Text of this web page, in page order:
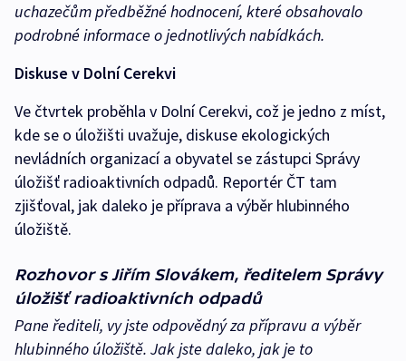
uchazečům předběžné hodnocení, které obsahovalo
podrobné informace o jednotlivých nabídkách.
Diskuse v Dolní Cerekvi
Ve čtvrtek proběhla v Dolní Cerekvi, což je jedno z míst,
kde se o úložišti uvažuje, diskuse ekologických
nevládních organizací a obyvatel se zástupci Správy
úložišť radioaktivních odpadů. Reportér ČT tam
zjišťoval, jak daleko je příprava a výběr hlubinného
úložiště.
Rozhovor s Jiřím Slovákem, ředitelem Správy
úložišť radioaktivních odpadů
Pane řediteli, vy jste odpovědný za přípravu a výběr
hlubinného úložiště. Jak jste daleko, jak je to